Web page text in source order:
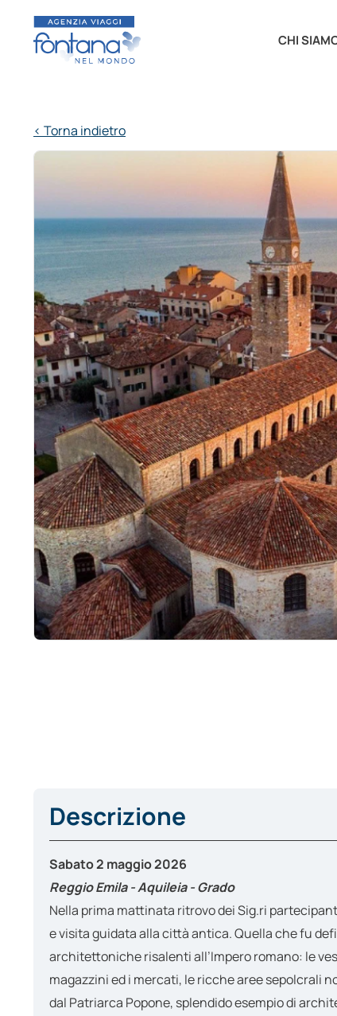
CHI
< Torna indietro
Descrizione
Sabato 2 maggio 2026
Reggio Emila - Aquileia - Grado
Nella prima mattinata ritrovo dei Sig.ri
e visita guidata alla città antica. Quella che fu
architettoniche risalenti all’Impero romano: le
magazzini ed i mercati, le ricche aree sepolcrali
dal Patriarca Popone, splendido esempio di